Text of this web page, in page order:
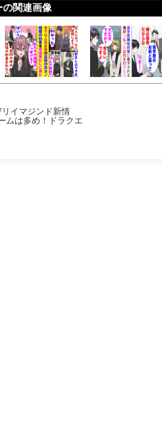
の関連画像
リイマジンド新情
ムは多め！ドラクエ